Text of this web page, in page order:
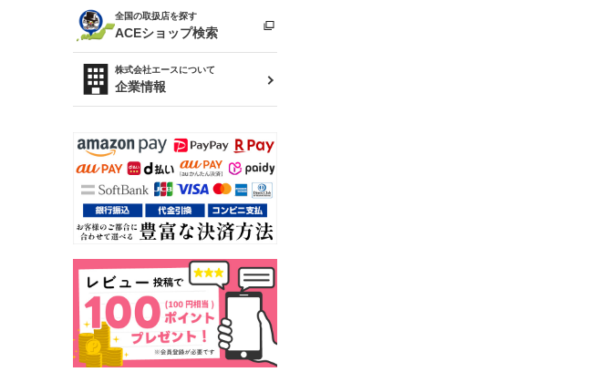
プロボックス
RAV4
スカイライン
（ER34/R33/ECR33/R32）
キャラバン
ローレル
セフィーロ
雑貨・ステーショナリー
ベビー用品
全国の取扱店を探す
ACEショップ検索
株式会社エースについて
企業情報